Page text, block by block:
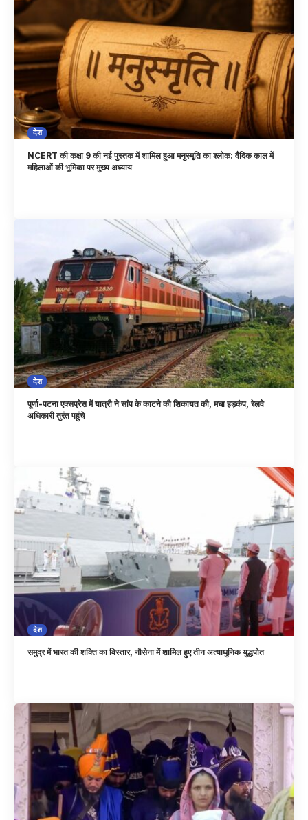
देश
NCERT की कक्षा 9 की नई पुस्तक में शामिल हुआ मनुस्मृति का श्लोक: वैदिक काल में
महिलाओं की भूमिका पर मुख्य अध्याय
देश
पूर्णा-पटना एक्सप्रेस में यात्री ने सांप के काटने की शिकायत की, मचा हड़कंप, रेलवे
अधिकारी तुरंत पहुंचे
देश
समुद्र में भारत की शक्ति का विस्तार, नौसेना में शामिल हुए तीन अत्याधुनिक युद्धपोत